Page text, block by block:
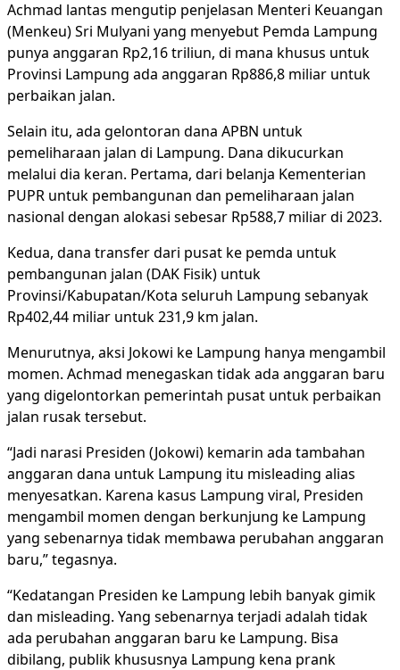
Achmad lantas mengutip penjelasan Menteri Keuangan
(Menkeu) Sri Mulyani yang menyebut Pemda Lampung
punya anggaran Rp2,16 triliun, di mana khusus untuk
Provinsi Lampung ada anggaran Rp886,8 miliar untuk
perbaikan jalan.
Selain itu, ada gelontoran dana APBN untuk
pemeliharaan jalan di Lampung. Dana dikucurkan
melalui dia keran. Pertama, dari belanja Kementerian
PUPR untuk pembangunan dan pemeliharaan jalan
nasional dengan alokasi sebesar Rp588,7 miliar di 2023.
Kedua, dana transfer dari pusat ke pemda untuk
pembangunan jalan (DAK Fisik) untuk
Provinsi/Kabupatan/Kota seluruh Lampung sebanyak
Rp402,44 miliar untuk 231,9 km jalan.
Menurutnya, aksi Jokowi ke Lampung hanya mengambil
momen. Achmad menegaskan tidak ada anggaran baru
yang digelontorkan pemerintah pusat untuk perbaikan
jalan rusak tersebut.
“Jadi narasi Presiden (Jokowi) kemarin ada tambahan
anggaran dana untuk Lampung itu misleading alias
menyesatkan. Karena kasus Lampung viral, Presiden
mengambil momen dengan berkunjung ke Lampung
yang sebenarnya tidak membawa perubahan anggaran
baru,” tegasnya.
“Kedatangan Presiden ke Lampung lebih banyak gimik
dan misleading. Yang sebenarnya terjadi adalah tidak
ada perubahan anggaran baru ke Lampung. Bisa
dibilang, publik khususnya Lampung kena prank